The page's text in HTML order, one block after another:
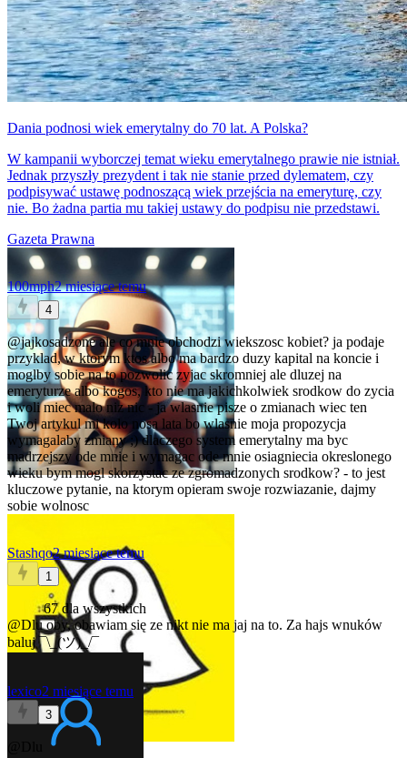
Dania podnosi wiek emerytalny do 70 lat. A Polska?
W kampanii wyborczej temat wieku emerytalnego prawie nie istniał.
Jednak przyszły prezydent i tak nie stanie przed dylematem, czy
podpisywać ustawę podnoszącą wiek przejścia na emeryturę, czy
nie. Bo żadna partia mu takiej ustawy do podpisu nie przedstawi.
Gazeta Prawna
100mph2 miesiące temu
4
@jajkosadzoneale co mnie obchodzi wiekszosc kobiet? ja podaje
przyklad, w ktorym ktos albo ma bardzo duzy kapital na koncie i
moglby sobie na to pozwolic zyjac skromniej ale dluzej na
emeryturze albo kogos, kto nie ma jakichkolwiek srodkow do zycia
i woli miec malo niz nic - ja wlasnie pisze o zmianach wiec ten
Twoj artykul mi kolo nosa lata bo wlasnie moja propozycja
wymagalaby zmiany ;) dlaczego system emerytalny ma byc
madrzejszy ode mnie i wymagac ode mnie osiagniecia okreslonego
wieku bym mogl skorzystac ze zgromadzonych srodkow? - to jest
kluczowe pytanie, na ktorym opieram swoje rozwiazanie, dajmy
sobie wolnosc
Stashqo2 miesiące temu
1
67 dla wszystkich
@Dluoby, obawiam się ze nikt nie ma jaj na to. Za hajs wnuków
baluj ¯\_(ツ)_/¯
lexico2 miesiące temu
3